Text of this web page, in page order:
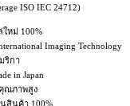
ISO IEC 24712)
ใหม่ 100%
Imaging Technology
ริกา
in Japan
ณภาพสูง
สินค้า 100%